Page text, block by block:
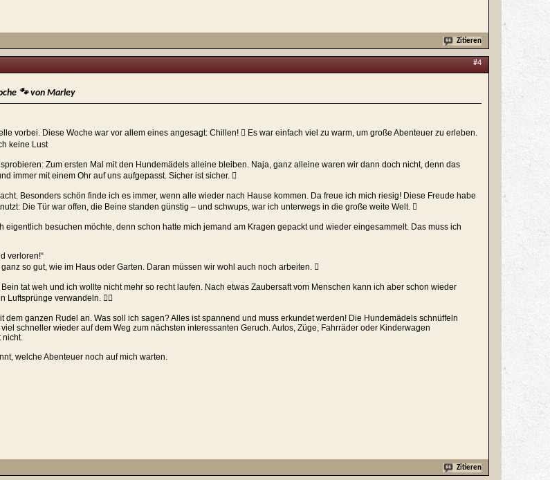
Zitieren
#4
🐾 von Marley
vorbei. Diese Woche war vor allem eines angesagt: Chillen!  Es war einfach viel zu warm, um große Abenteuer zu erleben.
keine Lust
Zum ersten Mal mit den Hundemädels alleine bleiben. Naja, ganz alleine waren wir dann doch nicht, denn das
immer mit einem Ohr auf uns aufgepasst. Sicher ist sicher. 
Besonders schön finde ich es immer, wenn alle wieder nach Hause kommen. Da freue ich mich riesig! Diese Freude habe
Die Tür war offen, die Beine standen günstig – und schwups, war ich unterwegs in die große weite Welt. 
eigentlich besuchen möchte, denn schon hatte mich jemand am Kragen gepackt und wieder eingesammelt. Das muss ich
verloren!“
so gut, wie im Haus oder Garten. Daran müssen wir wohl auch noch arbeiten. 
tat weh und ich wollte nicht mehr so recht laufen. Nach etwas Zaubersaft vom Menschen kann ich aber schon wieder
Luftsprünge verwandeln. 
dem ganzen Rudel an. Was soll ich sagen? Alles ist spannend und muss erkundet werden! Die Hundemädels schnüffeln
schneller wieder auf dem Weg zum nächsten interessanten Geruch. Autos, Züge, Fahrräder oder Kinderwagen
nicht.
welche Abenteuer noch auf mich warten.
Zitieren